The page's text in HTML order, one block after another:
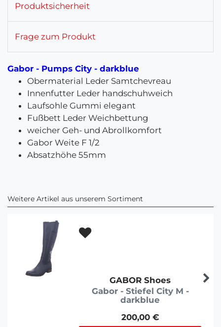
Produktsicherheit
Frage zum Produkt
Gabor - Pumps City - darkblue
Obermaterial Leder Samtchevreau
Innenfutter Leder handschuhweich
Laufsohle Gummi elegant
Fußbett Leder Weichbettung
weicher Geh- und Abrollkomfort
Gabor Weite F 1/2
Absatzhöhe 55mm
Weitere Artikel aus unserem Sortiment
GABOR Shoes
Gabor - Stiefel City M -
darkblue
200,00 €